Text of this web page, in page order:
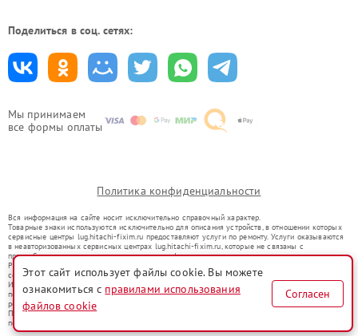
Мы принимаем
все формы оплаты
Поделиться в соц. сетях:
Политика конфиденциальности
Вся информация на сайте носит исключительно справочный характер.
Товарные знаки используются исключительно для описания устройств, в отношении которых
сервисные центры lug.hitachi-fixim.ru предоставляют услуги по ремонту. Услуги оказываются
в неавторизованных сервисных центрах lug.hitachi-fixim.ru, которые не связаны с
правообладателями товарных знаков или их официальными представителями.
Ремонт осуществляется для устройств, уже введенных в гражданский оборот в соответствии
со статьей 1487 ГК РФ.
Использование товарных знаков не преследует цели индивидуализации услуг или введения
потребителей в заблуждение, а служит для информирования о предоставляемых услугах по
ремонту техники указанных брендов.
Представленная на сайте информация не является публичной офертой, определяемой
положениями Статьи 437(2) Гражданского кодекса РФ
Этот сайт использует файлы cookie. Вы можете
ознакомиться с правилами использования
файлов cookie
Согласен